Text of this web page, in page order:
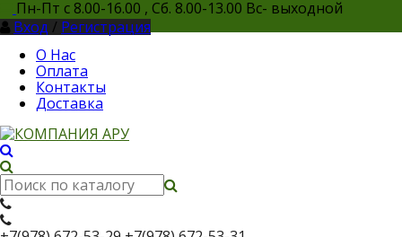
Пн-Пт с 8.00-16.00 , Сб. 8.00-13.00 Вс- выходной
Вход / Регистрация
О Нас
Оплата
Контакты
Доставка